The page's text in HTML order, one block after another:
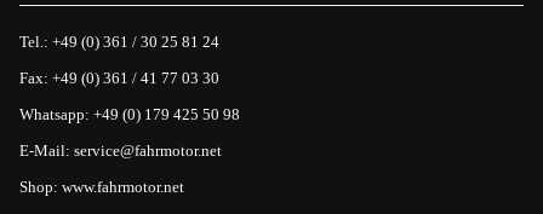
Tel.: +49 (0) 361 / 30 25 81 24
Fax: +49 (0) 361 / 41 77 03 30
Whatsapp: +49 (0) 179 425 50 98
E-Mail: service@fahrmotor.net
Shop: www.fahrmotor.net